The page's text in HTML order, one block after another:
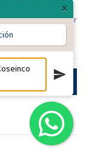
micrófono, conector
/ TE-1210G
×